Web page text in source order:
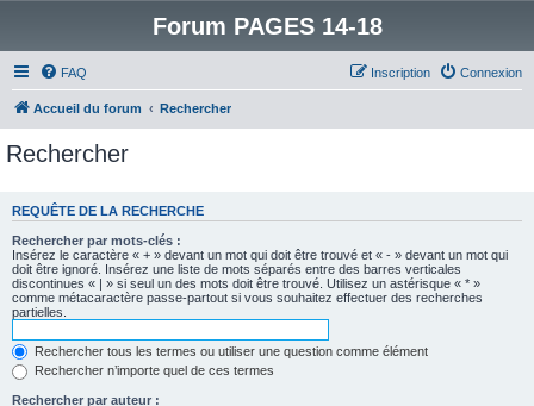
Forum PAGES 14-18
FAQ Connexion
Inscription
Accueil du forum Rechercher
Rechercher
REQUÊTE DE LA RECHERCHE
Rechercher par mots-clés :
Insérez le caractère « + » devant un mot qui doit être trouvé et « - » devant un mot qui
doit être ignoré. Insérez une liste de mots séparés entre des barres verticales
discontinues « | » si seul un des mots doit être trouvé. Utilisez un astérisque « * »
comme métacaractère passe-partout si vous souhaitez effectuer des recherches
partielles.
Rechercher tous les termes ou utiliser une question comme élément
Rechercher n’importe quel de ces termes
Rechercher par auteur :